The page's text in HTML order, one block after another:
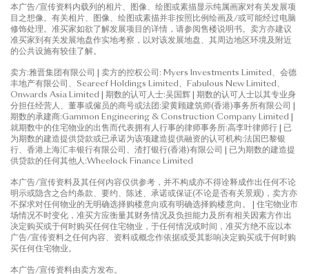
低座
低座花园特色单位
本广告/宣传资料内载列的相片、图像、绘图或素描显示纯属画家对有关发展项
目之想像。有关相片、图像、绘图或素描并非按照比例绘画及/或可能经过电脑
修饰处理。准买家如欲了解发展项目的详情，请参阅售楼说明书。卖方亦建议
准买家到有关发展地盘作实地考察，以对该发展地盘、其周边地区环境及附近
的公共设施有较佳了解。
卖方:雅晋集团有限公司 | 卖方的控权公司: Myers Investments Limited、会德
丰地产有限公司、Seareef Holdings Limited、Fabulous New Limited、
Onwards Asia Limited | 期数的认可人士:吴国辉 | 期数的认可人士以其专业身
分担任经营人、董事或僱员的商号或法团:梁黄顾建筑师(香港)事务所有限公司 |
期数的承建商:Gammon Engineering & Construction Company Limited |
就期数中的住宅物业的出售而代表拥有人行事的律师事务所:高李叶律师行 | 已
为期数的建造提供贷款或已承诺为该项建造提供融资的认可机构:法国巴黎银
行、香港上海汇丰银行有限公司、渣打银行(香港)有限公司 | 已为期数的建造提
供贷款的任何其他人:Wheelock Finance Limited
本广告/宣传资料及其任何内容仅供参考，并不构成亦不得诠释成作出任何不论
明示或隐含之合约条款、要约、陈述、承诺或保证(不论是否有关景观)，卖方亦
不探求对任何物业的无明确选择购楼意向或有明确选择购楼意向。 | 住宅物业市
场情况不时变化，准买方应衡量其财务情况及负担能力及所有相关因素方作出
决定购买或于何时购买任何住宅物业，于任何情况或时间，准买方绝不应以本
广告/宣传资料之任何内容、资料或概念作依据或受其影响决定购买或于何时购
买任何住宅物业。
本广告/宣传资料由卖方发布。